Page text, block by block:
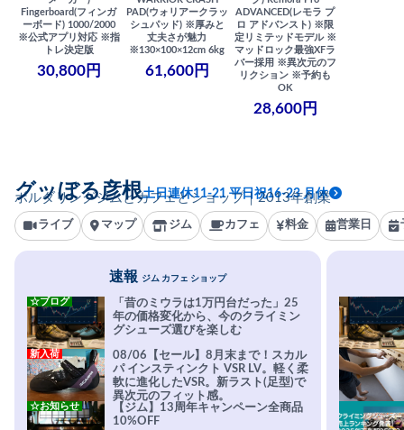
Fingerboard(フィンガ
ーボード) 1000/2000
※公式アプリ対応 ※指
トレ決定版
30,800円
PAD(ウォリアークラッ
シュパッド) ※厚みと
丈夫さが魅力
※130×100×12cm 6kg
61,600円
ADVANCED(レモラ プ
ロ アドバンスト) ※限
定リミテッドモデル ※
マッドロック最強XFラ
バー採用 ※異次元のフ
リクション ※予約も
OK
28,600円
ボルダリングジムとカフェとショップ｜2013年創業
グッぼる彦根土日連休11-21 平日祝16-23 月休
ライブ マップ ジム カフェ 料金 営業日
速報 ジム カフェ ショップ
「昔のミウラは1万円台だった」25
年の価格変化から、今のクライミン
グシューズ選びを楽しむ
☆ブログ
08/06【セール】8月末まで！スカル
パ インスティンクト VSR LV。軽く柔
軟に進化したVSR。新ラスト(足型)で
異次元のフィット感。
新入荷
【ジム】13周年キャンペーン全商品
10%OFF
☆お知らせ